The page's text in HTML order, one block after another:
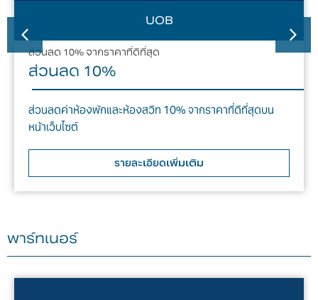
UOB
ส่วนลด 10% จากราคาที่ดีที่สุด
ส่วนลด 10%
ส่วนลดค่าห้องพักและห้องสวีท 10% จากราคาที่ดีที่สุดบน
หน้าเว็บไซต์
รายละเอียดเพิ่มเติม
พาร์ทเนอร์